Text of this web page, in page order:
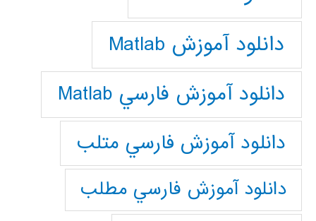
دانلود آموزش Matlab
دانلود آموزش فارسي Matlab
دانلود آموزش فارسي متلب
دانلود آموزش فارسي مطلب